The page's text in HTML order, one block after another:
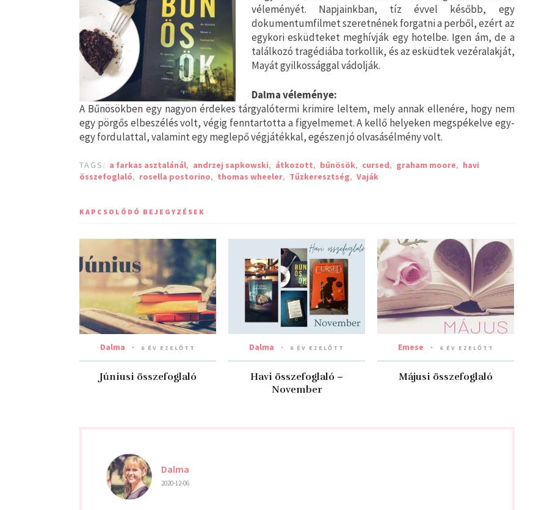
véleményét. Napjainkban, tíz évvel később, egy
dokumentumfilmet szeretnének forgatni a perből, ezért az
egykori esküdteket meghívják egy hotelbe. Igen ám, de a
találkozó tragédiába torkollik, és az esküdtek vezéralakját,
Mayát gyilkossággal vádolják.
Dalma véleménye:
A Bűnösökben egy nagyon érdekes tárgyalótermi krimire leltem, mely annak ellenére, hogy nem
egy pörgős elbeszélés volt, végig fenntartotta a figyelmemet. A kellő helyeken megspékelve egy-
egy fordulattal, valamint egy meglepő végjátékkal, egészen jó olvasásélmény volt.
TAGS: a farkas asztalánál, andrzej sapkowski, átkozott, bűnösök, cursed, graham moore, havi
összefoglaló, rosella postorino, thomas wheeler, Tűzkeresztség, Vaják
KAPCSOLÓDÓ BEJEGYZÉSEK
Dalma 6 ÉV EZELŐTT
Júniusi összefoglaló
Dalma 6 ÉV EZELŐTT
Havi összefoglaló –
November
Emese 6 ÉV EZELŐTT
Májusi összefoglaló
Dalma
2020-12-06